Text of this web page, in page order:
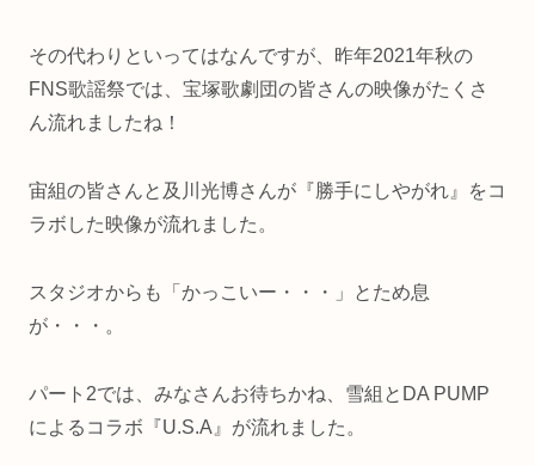
その代わりといってはなんですが、昨年2021年秋の
FNS歌謡祭では、宝塚歌劇団の皆さんの映像がたくさ
ん流れましたね！
宙組の皆さんと及川光博さんが『勝手にしやがれ』をコ
ラボした映像が流れました。
スタジオからも「かっこいー・・・」とため息
が・・・。
パート2では、みなさんお待ちかね、雪組とDA PUMP
によるコラボ『U.S.A』が流れました。